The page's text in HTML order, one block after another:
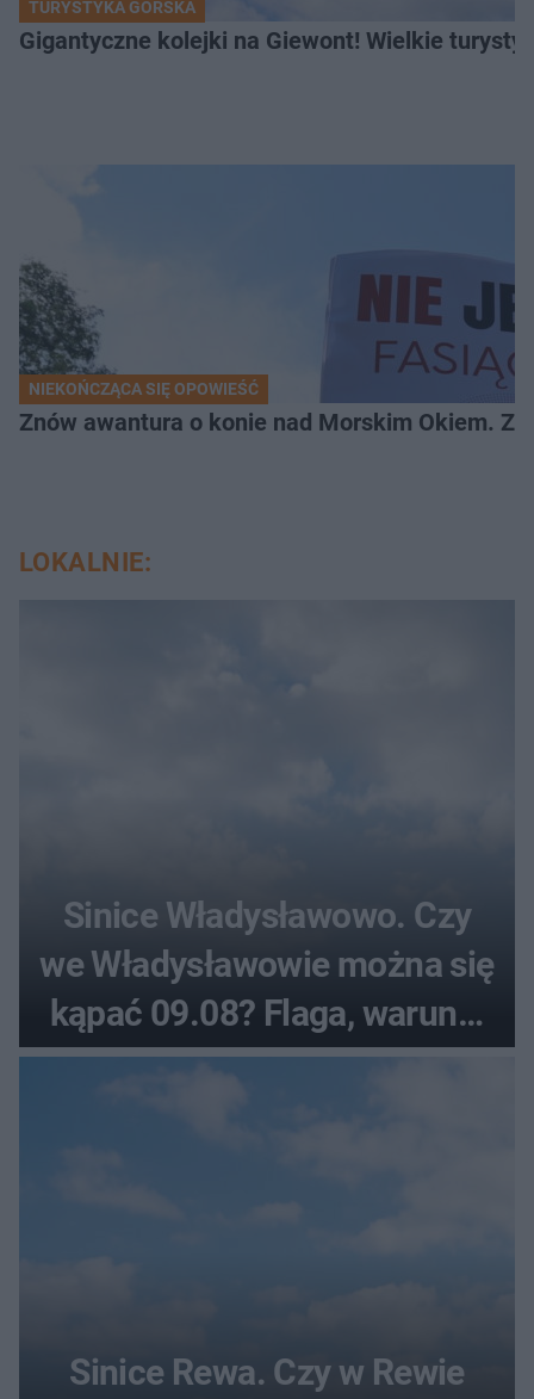
TURYSTYKA GÓRSKA
Gigantyczne kolejki na Giewont! Wielkie
NIEKOŃCZĄCA SIĘ OPOWIEŚĆ
Znów awantura o konie nad Morskim Okiem.
LOKALNIE:
Sinice Władysławowo. Czy
we Władysławowie można się
kąpać 09.08? Flaga, warunki
pogodowe
Sinice Rewa. Czy w Rewie